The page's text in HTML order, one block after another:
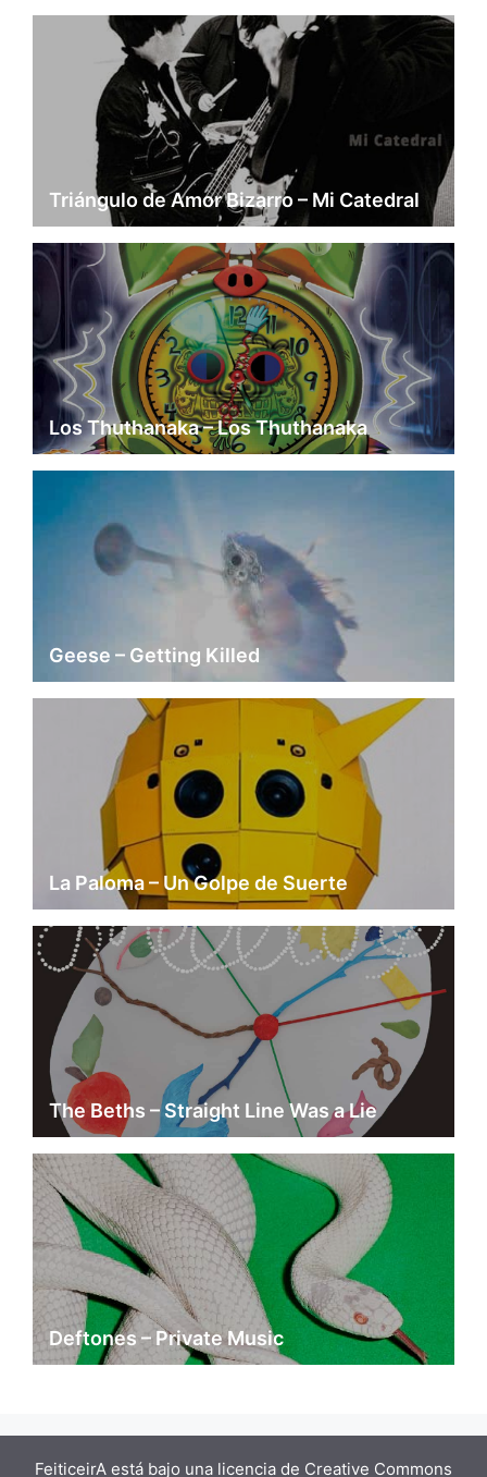
Triángulo de Amor Bizarro – Mi Catedral
Los Thuthanaka – Los Thuthanaka
Geese – Getting Killed
La Paloma – Un Golpe de Suerte
The Beths – Straight Line Was a Lie
Deftones – Private Music
FeiticeirA está bajo una licencia de Creative Commons